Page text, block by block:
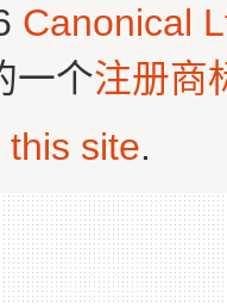
Canonical
一个注册商
site.